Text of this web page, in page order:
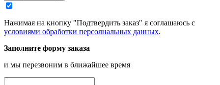
Нажимая на кнопку "Подтвердить заказ" я соглашаюсь с
условиями обработки персолнальных данных.
Заполните форму заказа
и мы перезвоним в ближайшее время